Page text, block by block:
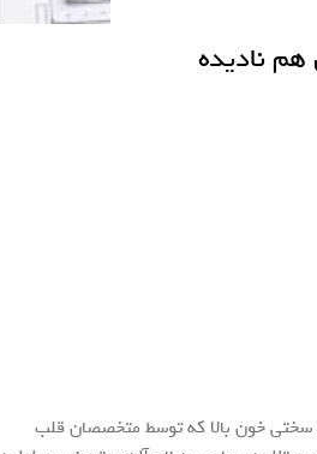
نادیده
تا ۳۰ درصد از بیماران مبتلا به سختی خون بالا که توسط متخصصان قلب